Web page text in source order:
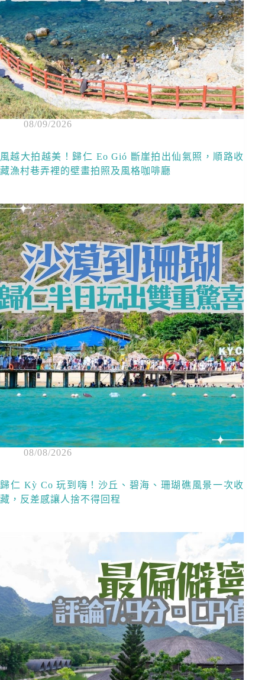
08/09/2026
風越大拍越美！歸仁 Eo Gió 斷崖拍出仙氣照，順路收
藏漁村巷弄裡的壁畫拍照及風格咖啡廳
08/08/2026
歸仁 Kỳ Co 玩到嗨！沙丘、碧海、珊瑚礁風景一次收
藏，反差感讓人捨不得回程